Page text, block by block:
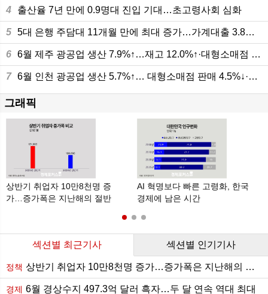
4 출산율 7년 만에 0.9명대 진입 기대…초고령사회 심화
5 5대 은행 주담대 11개월 만에 최대 증가…가계대출 3.8조원 늘어
6 6월 제주 광공업 생산 7.9%↑…재고 12.0%↑·대형소매점 판매 10.8%
7 6월 인천 광공업 생산 5.7%↑… 대형소매점 판매 4.5%↓·건설수주 4.6%↑
그래픽
상반기 취업자 10만8천명 증
가…증가폭은 지난해의 절반
AI 혁명보다 빠른 고령화, 한국
경제에 남은 시간
섹션별 최근기사 섹션별 인기기사
정책 상반기 취업자 10만8천명 증가…증가폭은 지난해의 절반 수준
경제 6월 경상수지 497.3억 달러 흑자…두 달 연속 역대 최대